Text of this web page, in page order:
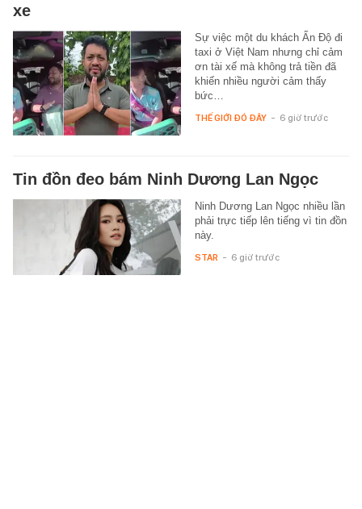
xe
Sự việc một du khách Ấn Độ đi
taxi ở Việt Nam nhưng chỉ cảm
ơn tài xế mà không trả tiền đã
khiến nhiều người cảm thấy
bức…
THẾ GIỚI ĐÓ ĐÂY - 6 giờ trước
Tin đồn đeo bám Ninh Dương Lan Ngọc
Ninh Dương Lan Ngọc nhiều lần
phải trực tiếp lên tiếng vì tin đồn
này.
STAR - 6 giờ trước